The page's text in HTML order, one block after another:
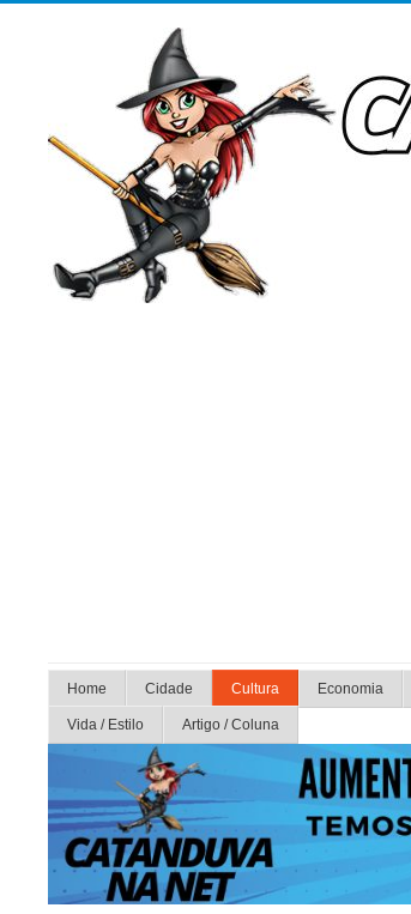
Home Cidade Cultura Economia
Vida / Estilo Artigo / Coluna